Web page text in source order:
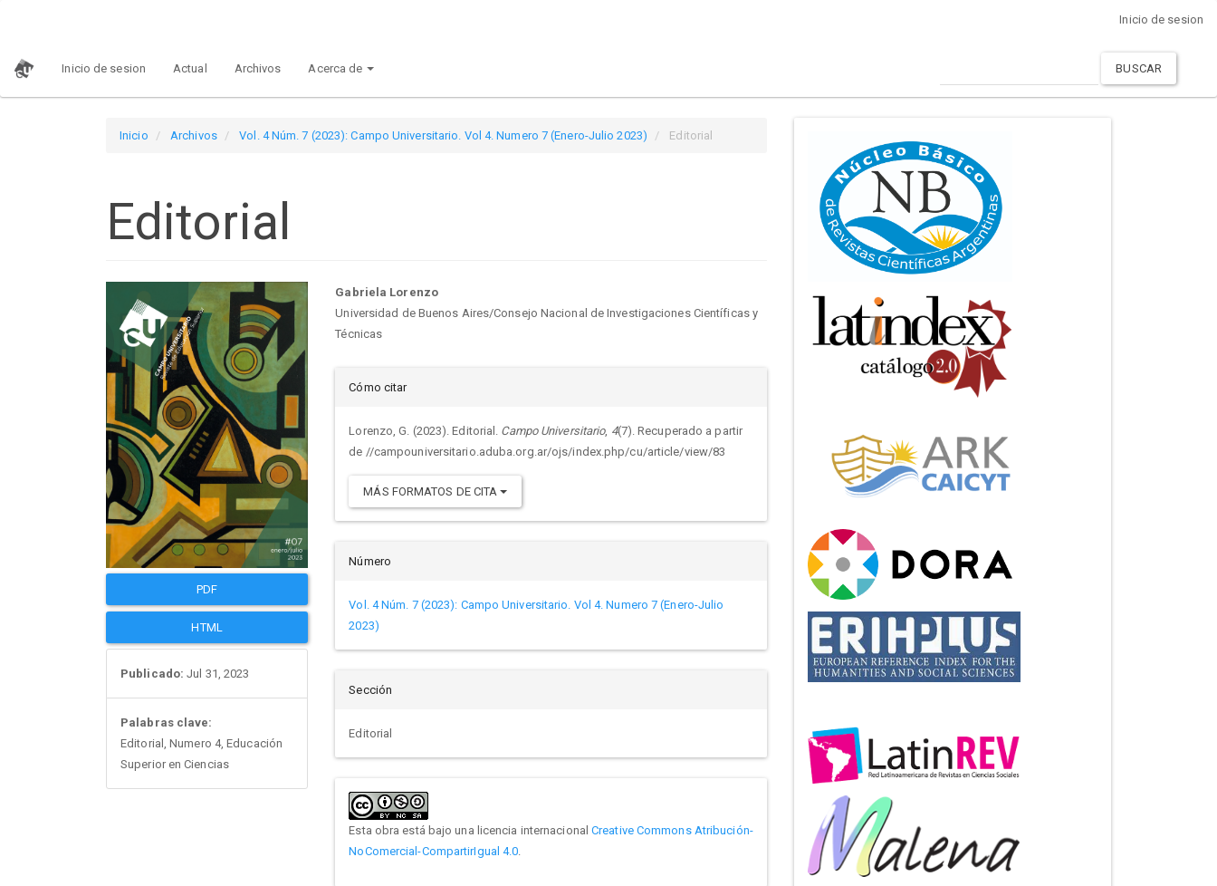
principal
Inicio de sesion
Inicio de sesion Actual Archivos Acerca de BUSCAR
Inicio Archivos Vol. 4 Núm. 7 (2023): Campo Universitario. Vol 4. Numero 7 (Enero-Julio 2023) Editorial
Editorial
Barra
lateral
del
artículo
PDF
HTML
Publicado: Jul 31, 2023
Palabras clave:
Editorial, Numero 4, Educación
Superior en Ciencias
Contenido
principal
del
artículo
Gabriela Lorenzo
Universidad de Buenos Aires/Consejo Nacional de Investigaciones Científicas y
Técnicas
Detalles
del
artículo
Cómo citar
Lorenzo, G. (2023). Editorial. Campo Universitario, 4(7). Recuperado a partir
de //campouniversitario.aduba.org.ar/ojs/index.php/cu/article/view/83
MÁS FORMATOS DE CITA
Número
Vol. 4 Núm. 7 (2023): Campo Universitario. Vol 4. Numero 7 (Enero-Julio
2023)
Sección
Editorial
Esta obra está bajo una licencia internacionalCreative Commons Atribución-
NoComercial-CompartirIgual 4.0